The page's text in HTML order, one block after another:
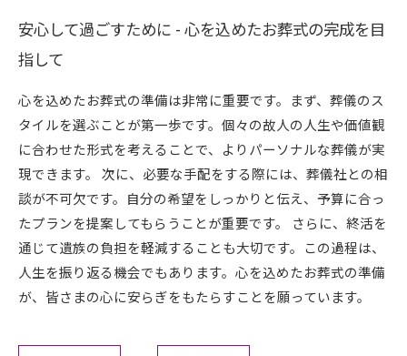
安心して過ごすために - 心を込めたお葬式の完成を目
指して
心を込めたお葬式の準備は非常に重要です。まず、葬儀のス
タイルを選ぶことが第一歩です。個々の故人の人生や価値観
に合わせた形式を考えることで、よりパーソナルな葬儀が実
現できます。 次に、必要な手配をする際には、葬儀社との相
談が不可欠です。自分の希望をしっかりと伝え、予算に合っ
たプランを提案してもらうことが重要です。 さらに、終活を
通じて遺族の負担を軽減することも大切です。この過程は、
人生を振り返る機会でもあります。心を込めたお葬式の準備
が、皆さまの心に安らぎをもたらすことを願っています。